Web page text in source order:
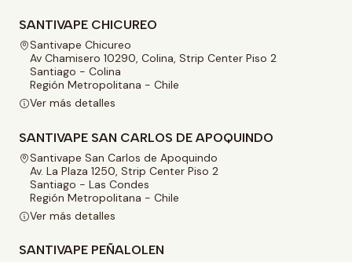
SANTIVAPE CHICUREO
Santivape Chicureo
Av Chamisero 10290, Colina, Strip Center Piso 2
Santiago - Colina
Región Metropolitana - Chile
Ver más detalles
SANTIVAPE SAN CARLOS DE APOQUINDO
Santivape San Carlos de Apoquindo
Av. La Plaza 1250, Strip Center Piso 2
Santiago - Las Condes
Región Metropolitana - Chile
Ver más detalles
SANTIVAPE PEÑALOLEN